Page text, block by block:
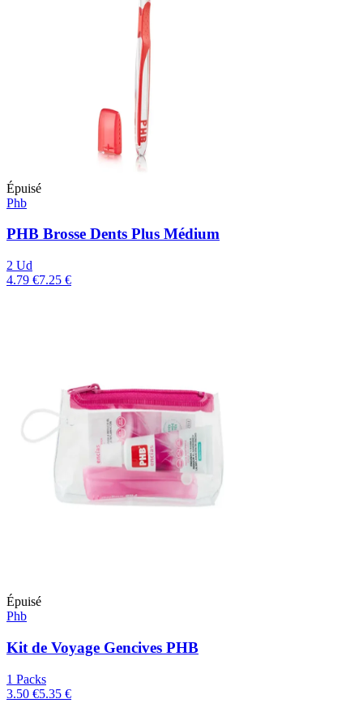
Épuisé
Phb
PHB Brosse Dents Plus Médium
2 Ud
4.79 €7.25 €
Épuisé
Phb
Kit de Voyage Gencives PHB
1 Packs
3.50 €5.35 €